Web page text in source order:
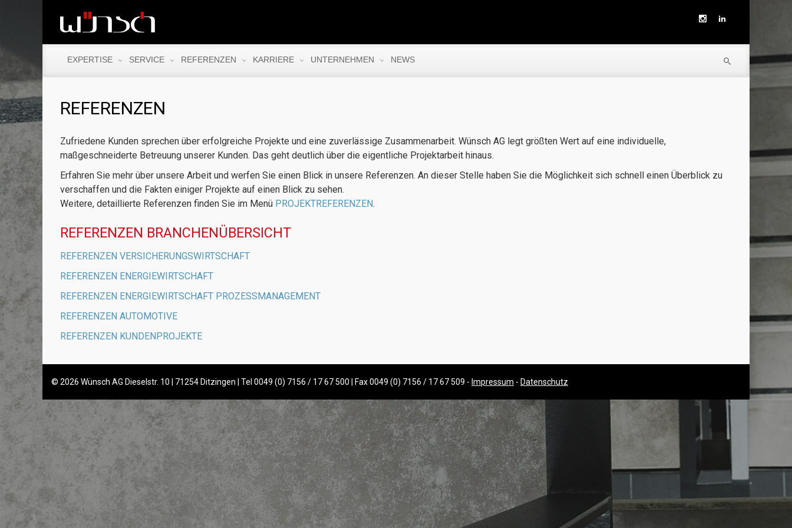
EXPERTISE SERVICE REFERENZEN KARRIERE UNTERNEHMEN NEWS
REFERENZEN
Zufriedene Kunden sprechen über erfolgreiche Projekte und eine zuverlässige Zusammenarbeit. Wünsch AG legt größten Wert auf eine individuelle,
maßgeschneiderte Betreuung unserer Kunden. Das geht deutlich über die eigentliche Projektarbeit hinaus.
Erfahren Sie mehr über unsere Arbeit und werfen Sie einen Blick in unsere Referenzen. An dieser Stelle haben Sie die Möglichkeit sich schnell einen Überblick zu
verschaffen und die Fakten einiger Projekte auf einen Blick zu sehen.
Weitere, detaillierte Referenzen finden Sie im Menü PROJEKTREFERENZEN.
REFERENZEN BRANCHENÜBERSICHT
REFERENZEN VERSICHERUNGSWIRTSCHAFT
REFERENZEN ENERGIEWIRTSCHAFT
REFERENZEN ENERGIEWIRTSCHAFT PROZESSMANAGEMENT
REFERENZEN AUTOMOTIVE
REFERENZEN KUNDENPROJEKTE
© 2026 Wünsch AG Dieselstr. 10 | 71254 Ditzingen | Tel 0049 (0) 7156 / 17 67 500 | Fax 0049 (0) 7156 / 17 67 509 - Impressum - Datenschutz